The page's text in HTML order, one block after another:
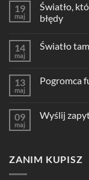
19
maj
Światło,
błędy
14
maj
Światło
13
maj
Pogromca
09
maj
Wyślij
ZANIM KUPISZ